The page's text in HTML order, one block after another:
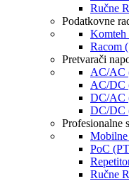
Ručne
Podatkovne
Komteh
Racom
Pretvarači
AC/AC
AC/DC
DC/AC
DC/DC
Profesionalne
PoC
Ručne